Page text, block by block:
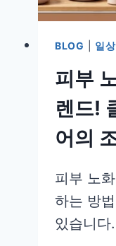
BLOG 일상
피부
렌드!
어의
피부 노
하는 방
있습니